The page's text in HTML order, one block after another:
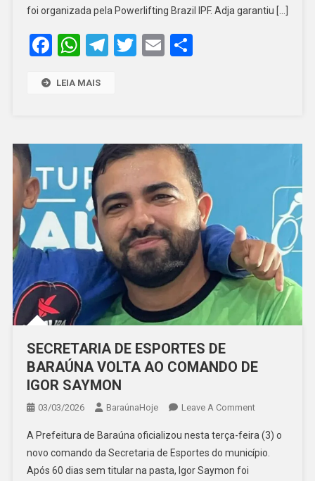
BRASILEIRO
foi organizada pela Powerlifting Brazil IPF. Adja garantiu […]
Facebook
WhatsApp
Telegram
Twitter
EmailShare
LEIA MAIS
SECRETARIA DE ESPORTES DE
BARAÚNA VOLTA AO COMANDO DE
IGOR SAYMON
03/03/2026 BaraúnaHoje Leave A CommentOn
DE
ESPORTES
A Prefeitura de Baraúna oficializou nesta terça-feira (3) o
novo comando da Secretaria de Esportes do município.
Após 60 dias sem titular na pasta, Igor Saymon foi